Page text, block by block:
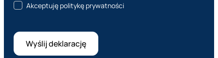
Akceptuję politykę prywatności